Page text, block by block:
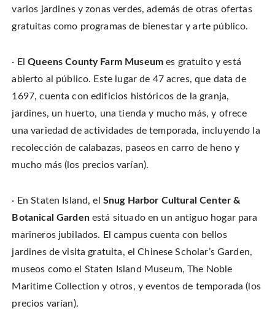
varios jardines y zonas verdes, además de otras ofertas
gratuitas como programas de bienestar y arte público.
· ElQueens County Farm Museumes gratuito y está
abierto al público. Este lugar de 47 acres, que data de
1697, cuenta con edificios históricos de la granja,
jardines, un huerto, una tienda y mucho más, y ofrece
una variedad de actividades de temporada, incluyendo la
recolección de calabazas, paseos en carro de heno y
mucho más (los precios varían).
· En Staten Island, el Snug Harbor Cultural Center &
Botanical Gardenestá situado en un antiguo hogar para
marineros jubilados. El campus cuenta con bellos
jardines de visita gratuita, el Chinese Scholar’s Garden,
museos como el Staten Island Museum, The Noble
Maritime Collection y otros, y eventos de temporada (los
precios varían).